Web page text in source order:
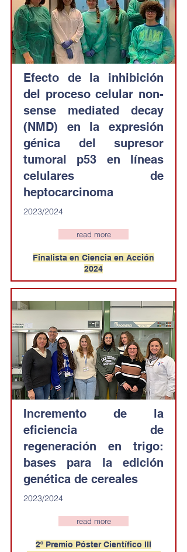
Efecto de la inhibición
del proceso celular non-
sense mediated decay
(NMD) en la expresión
génica del supresor
tumoral p53 en líneas
celulares de
heptocarcinoma
2023/2024
read more
Finalista en Ciencia en Acción
2024
Incremento de la
eficiencia de
regeneración en trigo:
bases para la edición
genética de cereales
2023/2024
read more
2º Premio Póster Científico III